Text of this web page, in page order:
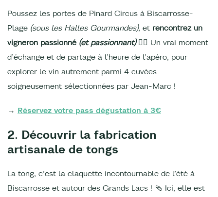
Poussez les portes de Pinard Circus à Biscarrosse-
Plage (sous les Halles Gourmandes), et rencontrez un
vigneron passionné (et passionnant)❤️‍🔥 Un vrai moment
d’échange et de partage à l’heure de l’apéro, pour
explorer le vin autrement parmi 4 cuvées
soigneusement sélectionnées par Jean-Marc !
→ Réservez votre pass dégustation à 3€
2. Découvrir la fabrication
artisanale de tongs
La tong, c’est la claquette incontournable de l’été à
Biscarrosse et autour des Grands Lacs ! 🩴 Ici, elle est